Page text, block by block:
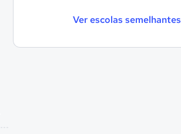
Ver escolas semelhantes